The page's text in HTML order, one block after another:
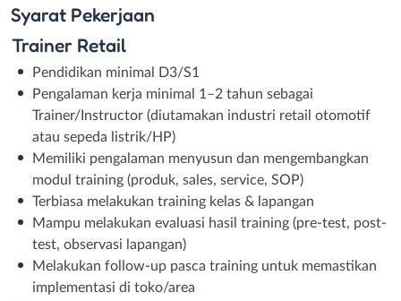
Syarat Pekerjaan
Trainer Retail
Pendidikan minimal D3/S1
Pengalaman kerja minimal 1–2 tahun sebagai
Trainer/Instructor (diutamakan industri retail otomotif
atau sepeda listrik/HP)
Memiliki pengalaman menyusun dan mengembangkan
modul training (produk, sales, service, SOP)
Terbiasa melakukan training kelas & lapangan
Mampu melakukan evaluasi hasil training (pre-test, post-
test, observasi lapangan)
Melakukan follow-up pasca training untuk memastikan
implementasi di toko/area